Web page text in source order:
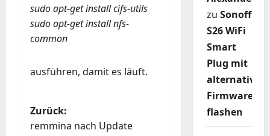
sudo apt-get install cifs-utils
sudo apt-get install nfs-
common
ausführen, damit es läuft.
B
Zurück:
remmina nach Update
zu Sonoff
S26 WiFi
Smart
Plug mit
alternativer
Firmware
flashen